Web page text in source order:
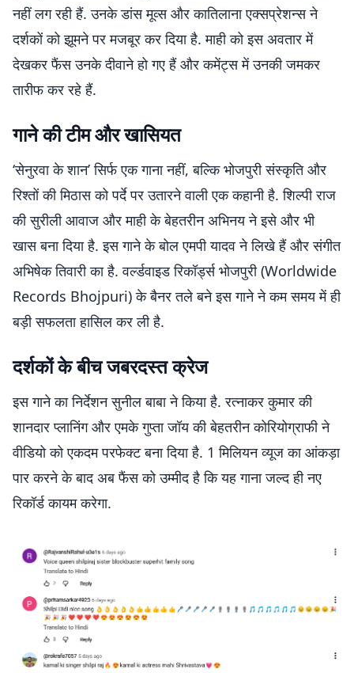
नहीं लग रही हैं. उनके डांस मूव्स और कातिलाना एक्सप्रेशन्स ने
दर्शकों को झूमने पर मजबूर कर दिया है. माही को इस अवतार में
देखकर फैंस उनके दीवाने हो गए हैं और कमेंट्स में उनकी जमकर
तारीफ कर रहे हैं.
गाने की टीम और खासियत
‘सेनुरवा के शान’ सिर्फ एक गाना नहीं, बल्कि भोजपुरी संस्कृति और
रिश्तों की मिठास को पर्दे पर उतारने वाली एक कहानी है. शिल्पी राज
की सुरीली आवाज और माही के बेहतरीन अभिनय ने इसे और भी
खास बना दिया है. इस गाने के बोल एमपी यादव ने लिखे हैं और संगीत
अभिषेक तिवारी का है. वर्ल्डवाइड रिकॉर्ड्स भोजपुरी (Worldwide
Records Bhojpuri) के बैनर तले बने इस गाने ने कम समय में ही
बड़ी सफलता हासिल कर ली है.
दर्शकों के बीच जबरदस्त क्रेज
इस गाने का निर्देशन सुनील बाबा ने किया है. रत्नाकर कुमार की
शानदार प्लानिंग और एमके गुप्ता जॉय की बेहतरीन कोरियोग्राफी ने
वीडियो को एकदम परफेक्ट बना दिया है. 1 मिलियन व्यूज का आंकड़ा
पार करने के बाद अब फैंस को उम्मीद है कि यह गाना जल्द ही नए
रिकॉर्ड कायम करेगा.